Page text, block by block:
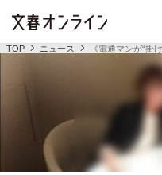
TOP ニュース 《電通マンが“掛